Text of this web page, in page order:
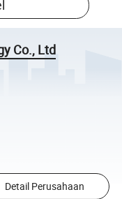
Co., Ltd
Detail Perusahaan